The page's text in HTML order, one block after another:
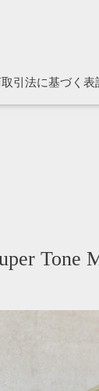
引法に基づく表
Tone